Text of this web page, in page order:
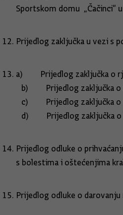
Sportskom domu „Čačinci“
Prijedlog zaključka u vezi s
a) Prijedlog zaključka o
b) Prijedlog zaključka o
c) Prijedlog zaključka o
d) Prijedlog zaključka o
Prijedlog odluke o
s bolestima i oštećenjima
Prijedlog odluke o